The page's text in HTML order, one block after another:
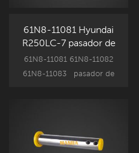
61N8-11081 Hyundai
R250LC-7 pasador de
cubo
61N8-11081 61N8-11082
61N8-11083 pasador de
R250LC-7 recambio
reemplazo.